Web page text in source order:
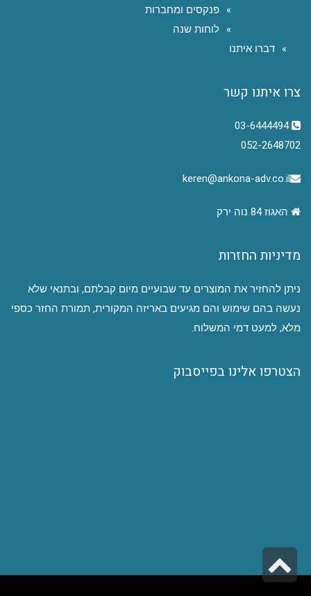
פנקסים ומחברות
לוחות שנה
דברו איתנו
צרו איתנו קשר
03-6444494
052-2648702
keren@ankona-adv.co.il
האגוז 84 נוה ירק
מדיניות החזרות
ניתן להחזיר את המוצרים עד שבועיים מיום קבלתם, ובתנאי שלא
נעשה בהם שימוש והם מגיעים באריזה המקורית, תמורת החזר כספי
מלא, למעט דמי המשלוח.
הצטרפו אלינו בפייסבוק
גלילה
לראש